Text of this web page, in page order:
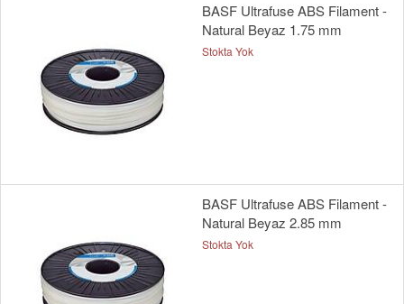
BASF Ultrafuse ABS Filament -
Natural Beyaz 1.75 mm
Stokta Yok
BASF Ultrafuse ABS Filament -
Natural Beyaz 2.85 mm
Stokta Yok